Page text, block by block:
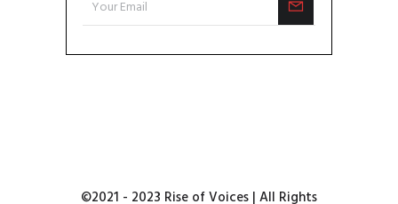
©2021 - 2023 Rise of Voices | All Rights